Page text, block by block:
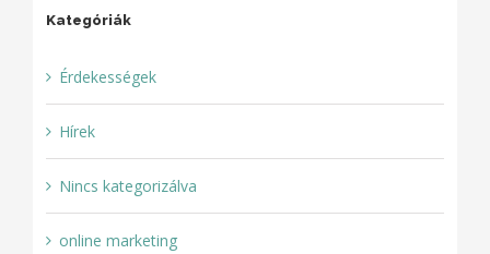
Kategóriák
Érdekességek
Hírek
Nincs kategorizálva
online marketing